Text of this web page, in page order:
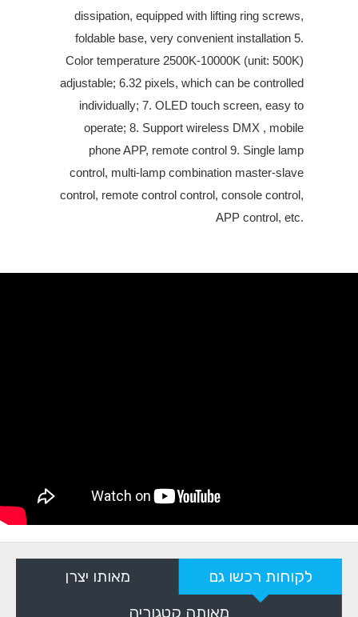
dissipation, equipped with lifting ring screws,
foldable base, very convenient installation 5.
Color temperature 2500K-10000K (unit: 500K)
adjustable; 6.32 pixels, which can be controlled
individually; 7. OLED touch screen, easy to
operate; 8. Support wireless DMX , mobile
phone APP, remote control 9. Single lamp
control, multi-lamp combination master-slave
control, remote control control, console control,
APP control, etc.
לקוחות רכשו גם
מאותו יצרן
מאותה קטגוריה